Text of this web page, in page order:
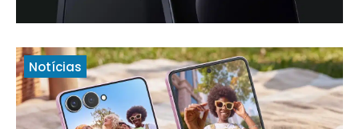
Notícias